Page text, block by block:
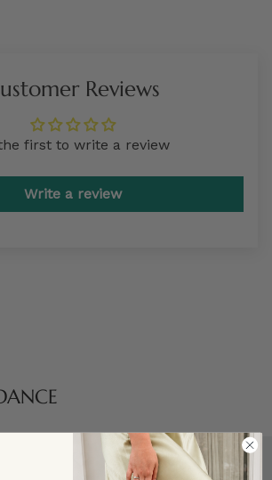
Reviews
first to write a review
Write a review